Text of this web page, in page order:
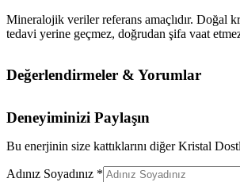
Mineralojik veriler referans amaçlıdır. Doğal
tedavi yerine geçmez, doğrudan şifa vaat
Değerlendirmeler & Yorumlar
Deneyiminizi Paylaşın
Bu enerjinin size kattıklarını diğer Kristal
Adınız Soyadınız *